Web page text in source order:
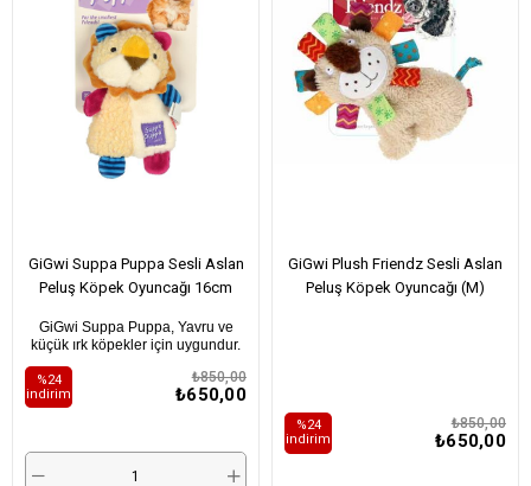
GiGwi Suppa Puppa Sesli Aslan
Peluş Köpek Oyuncağı 16cm
GiGwi Suppa Puppa, Yavru ve
küçük ırk köpekler için uygundur.
₺650,00
₺850,00
%24
i̇ndirim
GiGwi Plush Friendz Sesli Aslan
Peluş Köpek Oyuncağı (M)
₺650,00
₺850,00
%24
i̇ndirim